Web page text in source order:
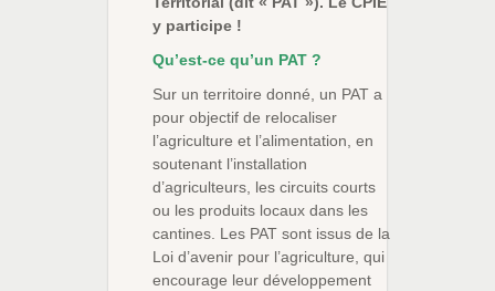
y participe !
Qu’est-ce qu’un PAT ?
Sur un territoire donné, un PAT a
pour objectif de relocaliser
l’agriculture et l’alimentation, en
soutenant l’installation
d’agriculteurs, les circuits courts
ou les produits locaux dans les
cantines. Les PAT sont issus de la
Loi d’avenir pour l’agriculture, qui
encourage leur développement